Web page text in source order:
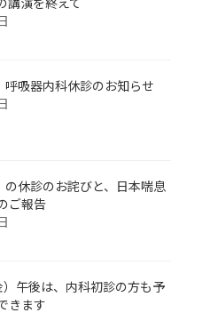
呼吸器内科休診のお知らせ
の休診のお詫びと、日本喘息
ご報告
）午後は、内科初診の方も予
きます